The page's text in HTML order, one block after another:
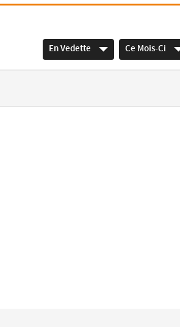
En Vedette Ce Mois-Ci